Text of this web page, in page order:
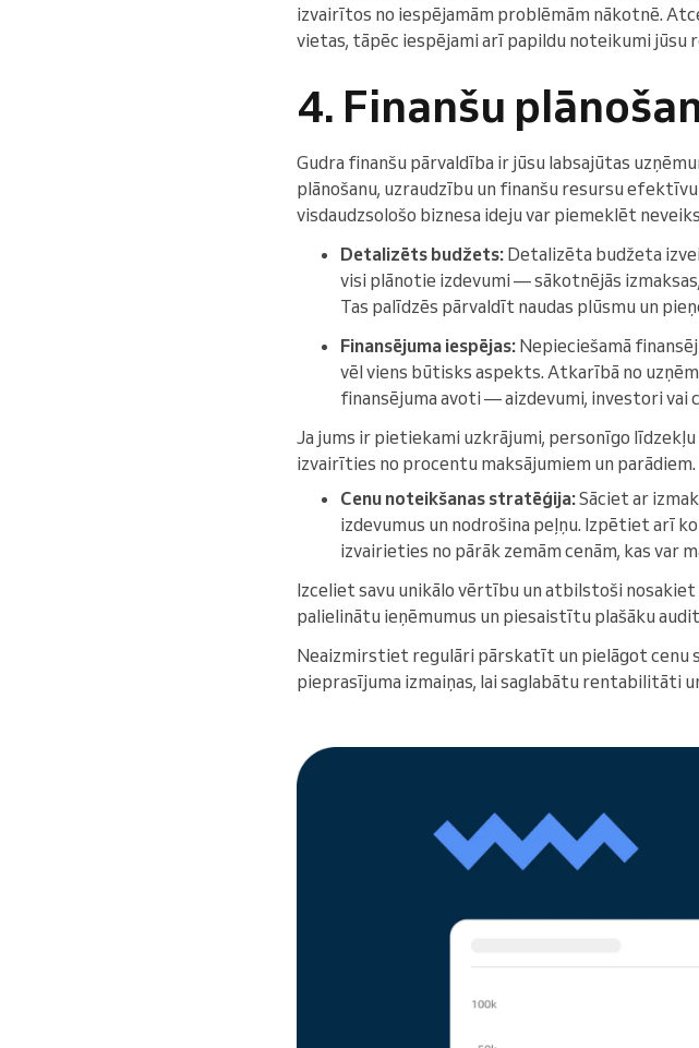
izvairītos no iespējamām problēmām nākotnē.
vietas, tāpēc iespējami arī papildu noteikumi jūsu
4. Finanšu
Gudra finanšu pārvaldība ir jūsu labsajūtas
plānošanu, uzraudzību un finanšu resursu
visdaudzsološo biznesa ideju var piemeklēt
Detalizēts budžets: Detalizēta budžeta
visi plānotie izdevumi — sākotnējās
Tas palīdzēs pārvaldīt naudas plūsmu un
Finansējuma iespējas: Nepieciešamā
vēl viens būtisks aspekts. Atkarībā no
finansējuma avoti — aizdevumi, investori vai
Ja jums ir pietiekami uzkrājumi, personīgo
izvairīties no procentu maksājumiem un parādiem.
Cenu noteikšanas stratēģija:Sāciet ar
izdevumus un nodrošina peļņu. Izpētiet arī
izvairieties no pārāk zemām cenām, kas var
Izceliet savu unikālo vērtību un atbilstoši
palielinātu ieņēmumus un piesaistītu plašāku
Neaizmirstiet regulāri pārskatīt un pielāgot cenu
pieprasījuma izmaiņas, lai saglabātu rentabilitāti